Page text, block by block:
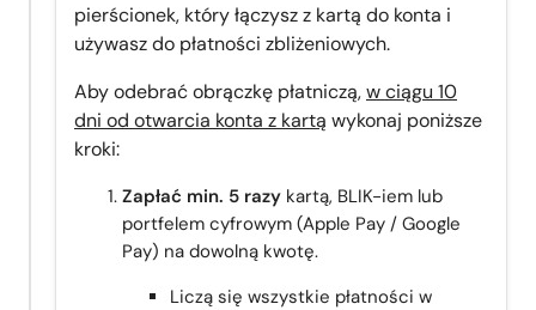
pierścionek, który łączysz z kartą do konta i
używasz do płatności zbliżeniowych.
Aby odebrać obrączkę płatniczą,w ciągu 10
dni od otwarcia konta z kartą wykonaj poniższe
kroki:
Zapłać min. 5 razy kartą, BLIK-iem lub
portfelem cyfrowym (Apple Pay / Google
Pay) na dowolną kwotę.
Liczą się wszystkie płatności w